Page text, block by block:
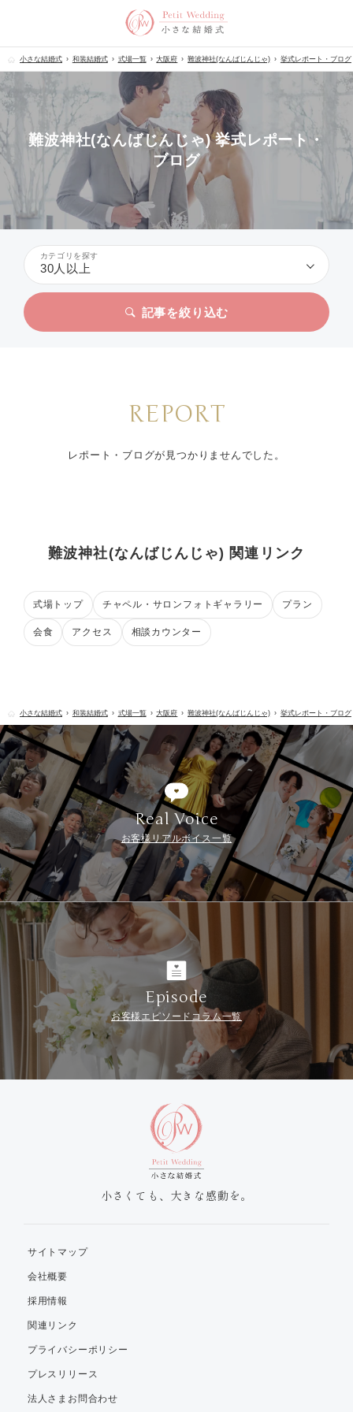
小さな結婚式 和装結婚式 式場一覧 大阪府 難波神社(なんばじんじゃ) 挙式レポート・ブログ
難波神社(なんばじんじゃ) 挙式レポート・
ブログ
カテゴリを探す
30人以上
記事を絞り込む
REPORT
レポート・ブログが見つかりませんでした。
難波神社(なんばじんじゃ) 関連リンク
式場トップ チャペル・サロンフォトギャラリー プラン
会食 アクセス 相談カウンター
小さな結婚式 和装結婚式 式場一覧 大阪府 難波神社(なんばじんじゃ) 挙式レポート・ブログ
Real Voice
お客様リアルボイス一覧
Episode
お客様エピソードコラム一覧
小さくても、大きな感動を。
サイトマップ
会社概要
採用情報
関連リンク
プライバシーポリシー
プレスリリース
法人さまお問合わせ